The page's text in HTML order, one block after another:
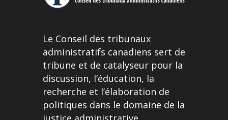
Le Conseil des tribunaux
administratifs canadiens sert de
tribune et de catalyseur pour la
discussion, l’éducation, la
recherche et l’élaboration de
politiques dans le domaine de la